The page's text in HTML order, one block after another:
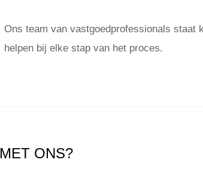
Ons team van vastgoedprofessionals staat
helpen bij elke stap van het proces.
MET ONS?